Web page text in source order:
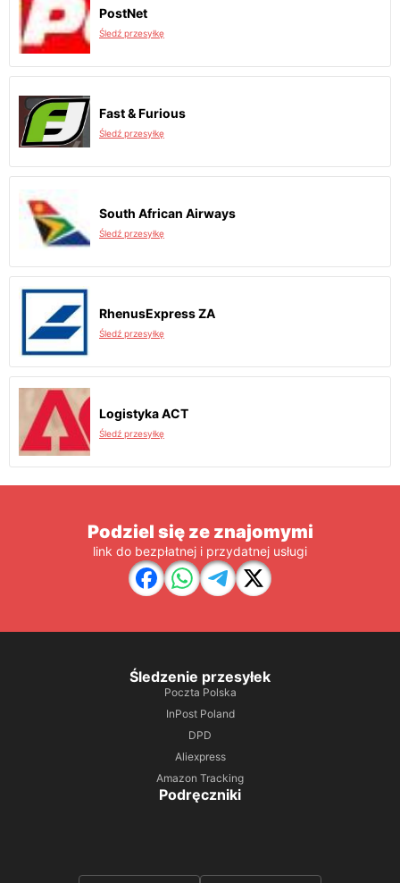
PostNet
Śledź przesyłkę
Fast & Furious
Śledź przesyłkę
South African Airways
Śledź przesyłkę
RhenusExpress ZA
Śledź przesyłkę
Logistyka ACT
Śledź przesyłkę
Podziel się ze znajomymi
link do bezpłatnej i przydatnej usługi
Śledzenie przesyłek
Poczta Polska
InPost Poland
DPD
Aliexpress
Amazon Tracking
Podręczniki